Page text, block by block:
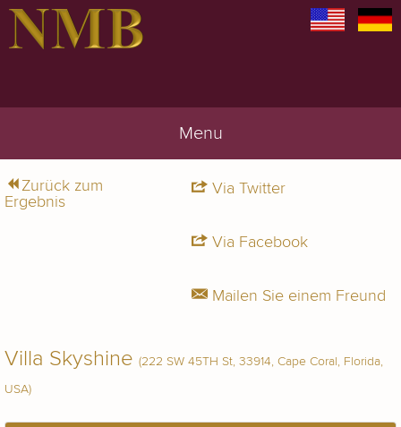
Menu
Via Twitter
Via Facebook
Mailen Sie einem Freund
Zurück zum
Ergebnis
Villa Skyshine (222 SW 45TH St, 33914, Cape Coral, Florida,
USA)